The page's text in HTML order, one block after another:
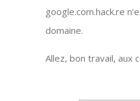
google.com.hack.re
domaine.
Allez, bon travail, aux